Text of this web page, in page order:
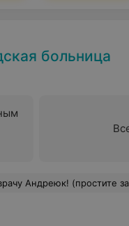
больница
поводу холтеровского мониторирования!!! С теплой улыбкой отвечала на все мои вопросы!!! Благодарю